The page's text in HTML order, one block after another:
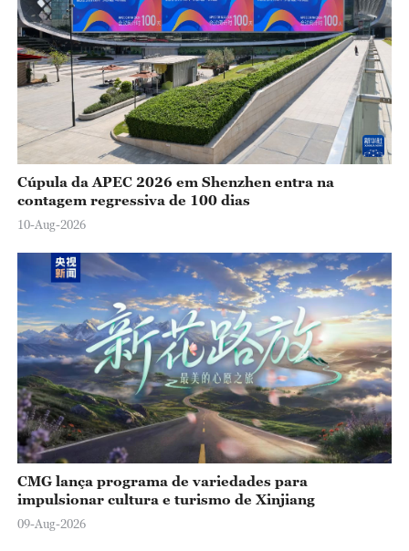
Cúpula da APEC 2026 em Shenzhen entra na
contagem regressiva de 100 dias
10-Aug-2026
CMG lança programa de variedades para
impulsionar cultura e turismo de Xinjiang
09-Aug-2026